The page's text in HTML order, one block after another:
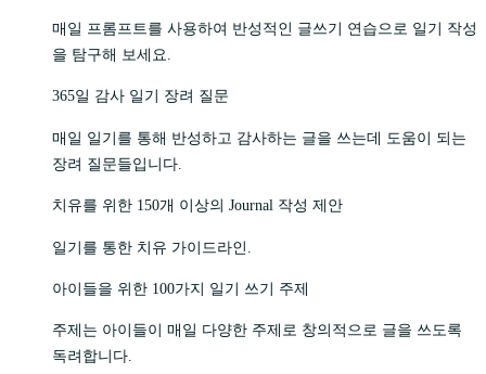
매일 프롬프트를 사용하여 반성적인 글쓰기 연습으로 일기 작성
을 탐구해 보세요.
365일 감사 일기 장려 질문
매일 일기를 통해 반성하고 감사하는 글을 쓰는데 도움이 되는
장려 질문들입니다.
치유를 위한 150개 이상의 Journal 작성 제안
일기를 통한 치유 가이드라인.
아이들을 위한 100가지 일기 쓰기 주제
주제는 아이들이 매일 다양한 주제로 창의적으로 글을 쓰도록
독려합니다.